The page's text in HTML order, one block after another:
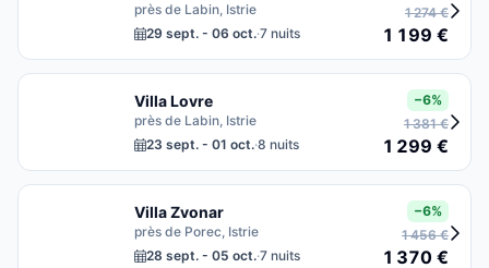
près de Labin, Istrie
29 sept. - 06 oct.·7 nuits
1 274 €
1 199 €
Villa Lovre
près de Labin, Istrie
23 sept. - 01 oct.·8 nuits
−6%
1 381 €
1 299 €
Villa Zvonar
près de Porec, Istrie
28 sept. - 05 oct.·7 nuits
−6%
1 456 €
1 370 €